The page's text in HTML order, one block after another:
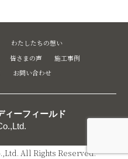
わたしたちの想い
皆さまの声
施工事例
お問い合わせ
ィーフィールド
All Rights Reserved.